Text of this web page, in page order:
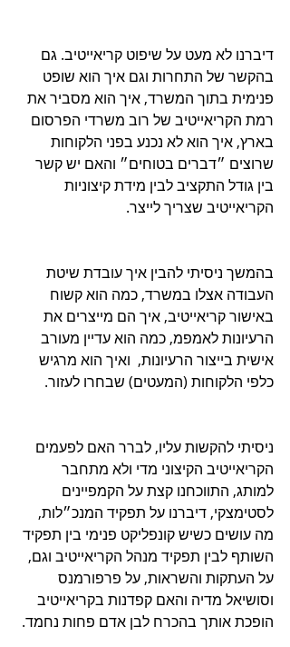
דיברנו לא מעט על שיפוט קריאייטיב. גם
בהקשר של התחרות וגם איך הוא שופט
פנימית בתוך המשרד, איך הוא מסביר את
רמת הקריאייטיב של רוב משרדי הפרסום
בארץ, איך הוא לא נכנע בפני הלקוחות
שרוצים ״דברים בטוחים״ והאם יש קשר
בין גודל התקציב לבין מידת קיצוניות
הקריאייטיב שצריך לייצר.
בהמשך ניסיתי להבין איך עובדת שיטת
העבודה אצלו במשרד, כמה הוא קשוח
באישור קריאייטיב, איך הם מייצרים את
הרעיונות לאמפמ, כמה הוא עדיין מעורב
אישית בייצור הרעיונות,  ואיך הוא מרגיש
כלפי הלקוחות (המעטים) שבחרו לעזור.
ניסיתי להקשות עליו, לברר האם לפעמים
הקריאייטיב הקיצוני מדי ולא מתחבר
למותג, התווכחנו קצת על הקמפיינים
לסטימצקי, דיברנו על תפקיד המנכ״לות,
מה עושים כשיש קונפליקט פנימי בין תפקיד
השותף לבין תפקיד מנהל הקריאייטיב וגם,
על העתקות והשראות, על פרפורמנס
וסושיאל מדיה והאם קפדנות בקריאייטיב
הופכת אותך בהכרח לבן אדם פחות נחמד.